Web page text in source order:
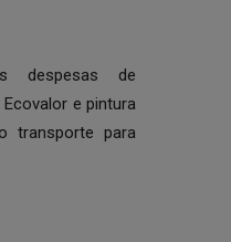
despesas de
e pintura
transporte para